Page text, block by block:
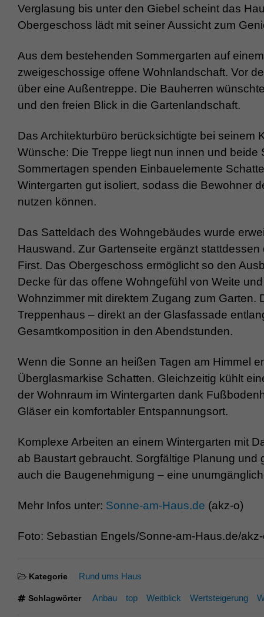
Verglasung bis unter den Giebel scheint das
Obergeschoss lädt mit seiner Aussicht zum
Aus dem bestehenden Sommergarten auf
zweigeschossige offene Wohnlandschaft. Vor
über eine Außentreppe. Die Bauherren
und den freien Blick in die Gartenlandschaft.
Das Architekturbüro berücksichtigte bei seinem
Wünsche: Die Treppe liegt nun innen und
Sommertagen spenden Einbauelemente
Wintergarten gut isoliert, sodass die Bewohner
nutzen können.
Das Satteldach des Wohngebäudes wurde
Hauswand. Zur Gartenseite ergänzt
First. Das Obergeschoss ermöglicht so den
Decke für das offene Wohngefühl von Weite
Wohnzimmer mit direktem Zugang zum
Treppenhaus – direkt an der Glasfassade
Gesamtkomposition in den Abendstunden.
Wenn die Sonne an heißen Tagen am Himmel
Überglasmarkise Schatten. Gleichzeitig kühlt
der Wohnraum im Wintergarten dank
Gläser ein komfortabler Entspannungsort.
Komplexe Arbeiten an einem Wintergarten mit
ab Baustart gebraucht. Sorgfältige Planung
auch die Baugenehmigung – eine
Mehr Infos unter: Sonne-am-Haus.de (akz-o)
Foto: Sebastian Engels/Sonne-am-Haus.de/
Kategorie Rund ums Haus
Schlagwörter Anbau top Weitblick Wertsteigerung